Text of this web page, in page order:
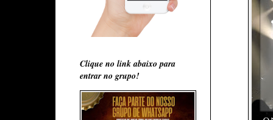
Clique no link abaixo para
entrar no grupo!